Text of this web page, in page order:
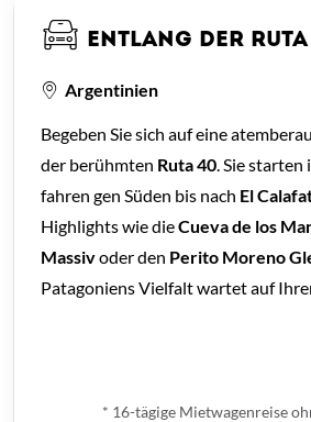
ENTLANG DER
Argentinien
Begeben Sie sich auf eine
der berühmten Ruta 40. Sie starten
fahren gen Süden bis nach El
Highlights wie dieCueva de los
Massivoder den Perito Moreno
Patagoniens Vielfalt wartet auf
* 16-tägige Mietwagenreise